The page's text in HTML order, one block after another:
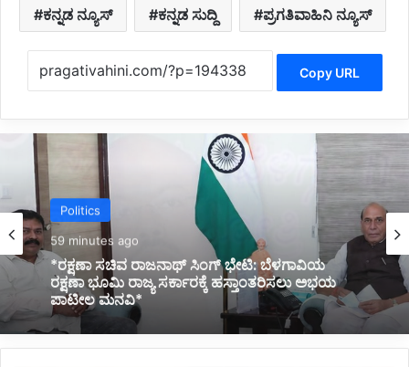
ಕನ್ನಡ ನ್ಯೂಸ್ ಕನ್ನಡ ಸುದ್ದಿ ಪ್ರಗತಿವಾಹಿನಿ ನ್ಯೂಸ್
Copy URL
Politics
2 hours ago
*ಮಹದೇವಪ್ಪ ಹೆಸರನ್ನು ಸಿದ್ದರಾಮಯ್ಯ ಸಚಿವರ ಪಟ್ಟಿಯಲ್ಲಿ
ಶಿಫಾರಸು ಮಾಡಿದ್ದರು; ಆದರೆ ಹೈಕಮಾಂಡ್ ಹೊಸಬರನ್ನು
ಆಯ್ಕೆ ಮಾಡಿದೆ: ಸಚಿವ ಯತೀಂದ್ರ ಸ್ಪಷ್ಟನೆ*